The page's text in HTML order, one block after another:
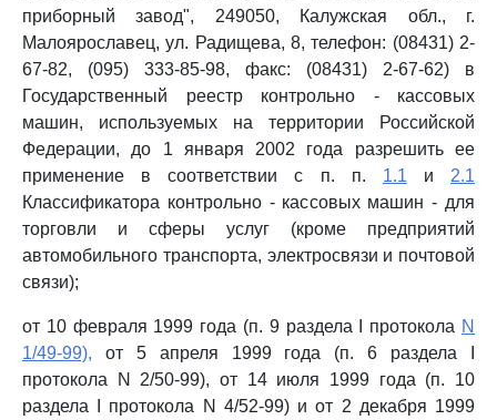
приборный завод", 249050, Калужская обл., г.
Малоярославец, ул. Радищева, 8, телефон: (08431) 2-
67-82, (095) 333-85-98, факс: (08431) 2-67-62) в
Государственный реестр контрольно - кассовых
машин, используемых на территории Российской
Федерации, до 1 января 2002 года разрешить ее
применение в соответствии с п. п. 1.1 и 2.1
Классификатора контрольно - кассовых машин - для
торговли и сферы услуг (кроме предприятий
автомобильного транспорта, электросвязи и почтовой
связи);
от 10 февраля 1999 года (п. 9 раздела I протокола N
1/49-99), от 5 апреля 1999 года (п. 6 раздела I
протокола N 2/50-99), от 14 июля 1999 года (п. 10
раздела I протокола N 4/52-99) и от 2 декабря 1999